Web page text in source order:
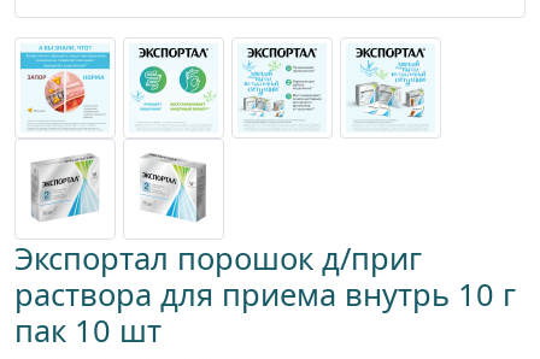
Экспортал порошок д/приг
раствора для приема внутрь 10 г
пак 10 шт